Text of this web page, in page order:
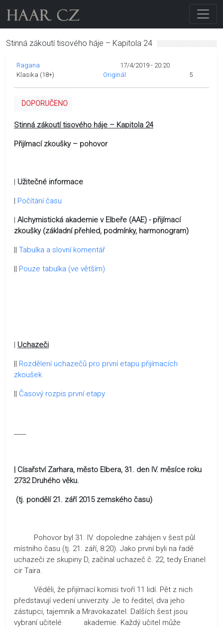
Stinná zákoutí tisového háje – Kapitola 24
Ragana
17/4/2019 - 20:20
Klasika (18+)
Originál 5
DOPORUČENO
Stinná zákoutí tisového háje – Kapitola 24
Přijímací zkoušky – pohovor
| Užitečné informace
| Počítání času
| Alchymistická akademie v Elbeře (AAE) - přijímací
zkoušky (základní přehled, podmínky, harmonogram)
|| Tabulka a slovní komentář
|| Pouze tabulka (ve větším)
| Uchazeči
|| Rozdělení uchazečů pro první etapu přijímacích
zkoušek
|| Časový rozpis první etapy
| Císařství Zarhara, město Elbera, 31. den IV. měsíce roku
2732 Druhého věku.
(tj. pondělí 21. září 2015 zemského času)
Pohovor byl 31. IV. dopoledne zahájen v šest půl
místního času (tj. 21. září, 8:20). Jako první byli na řadě
uchazeči ze skupiny D, začínal uchazeč č. 22, tedy Erianel
cir Taira.
Věděli, že přijímací komisi tvoří 11 lidí. Pět z nich
představují vedení univerzity. Je to ředitel, dva jeho
zástupci, tajemník a Mravokazatel. Dalších šest jsou
vybraní učitelé akademie. Každý učitel může